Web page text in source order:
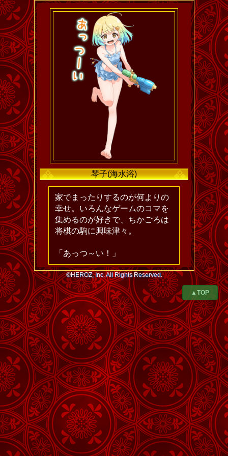
琴子(海水浴)
家でまったりするのが何よりの
幸せ。いろんなゲームのコマを
集めるのが好きで、ちかごろは
将棋の駒に興味津々。
「あっつ～い！」
©HEROZ, Inc. All Rights Reserved.
▲TOP